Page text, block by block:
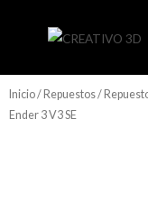
Inicio/ Repuestos/
Ender 3 V3 SE